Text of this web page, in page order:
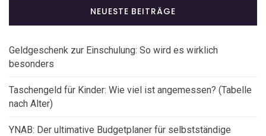
NEUESTE BEITRÄGE
Geldgeschenk zur Einschulung: So wird es wirklich
besonders
Taschengeld für Kinder: Wie viel ist angemessen? (Tabelle
nach Alter)
YNAB: Der ultimative Budgetplaner für selbstständige